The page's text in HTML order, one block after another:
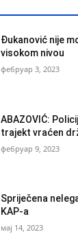
Đukanović nije
visokom nivou
фебруар 3, 2023
ABAZOVIĆ:
trajekt vraćen
фебруар 9, 2023
Spriječena
KAP-a
мај 14, 2023